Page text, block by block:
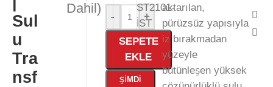
Sul
u
Tra
nsf
Dahil)
- +
SEPETE
EKLE
ŞIMDI
ST2101-
İST
aktarılan,
pürüzsüz yapısıyla
iz bırakmadan
yüzeyle
bütünleşen yüksek